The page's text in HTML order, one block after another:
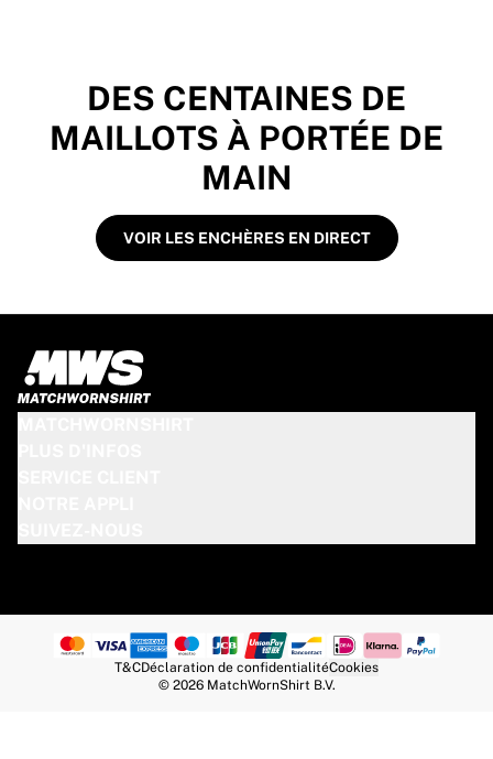
DES CENTAINES DE
MAILLOTS À PORTÉE DE
MAIN
VOIR LES ENCHÈRES EN DIRECT
T&CDéclaration de confidentialitéCookies
© 2026 MatchWornShirt B.V.